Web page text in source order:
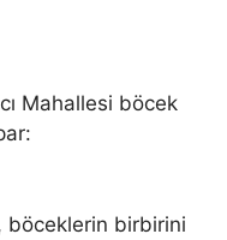
Mahallesi böcek
böceklerin birbirini